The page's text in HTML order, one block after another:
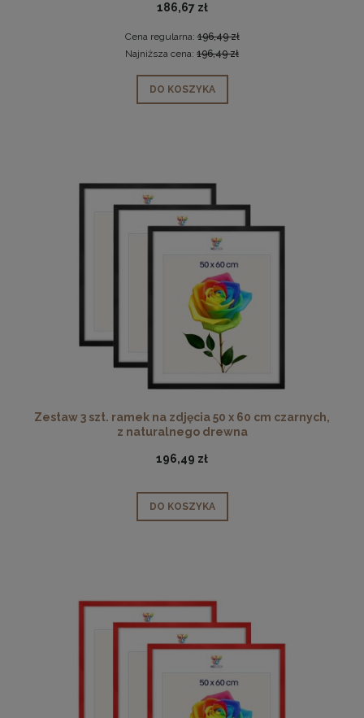
186,67 zł
Cena regularna:196,49 zł
Najniższa cena: 196,49 zł
DO KOSZYKA
Zestaw 3 szt. ramek na zdjęcia 50 x 60 cm czarnych,
z naturalnego drewna
196,49 zł
DO KOSZYKA